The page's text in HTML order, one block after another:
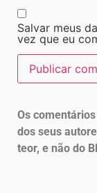
Salvar meus
vez que eu
Os
dos seus
teor, e não do